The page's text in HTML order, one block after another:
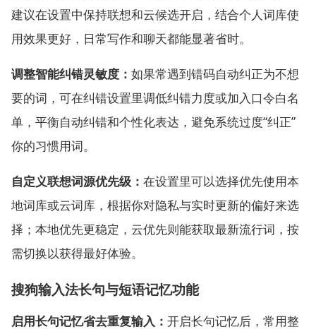
建议在设置中保持联想和云候选开启，结合个人词库使
用效果更好，日常写作和聊天都能显著省时。
调整智能纠错灵敏度： 如果常遇到错码自动纠正为不想
要的词，可在纠错设置里调低纠错力度或加入口令白名
单，平衡自动纠错和个性化表达，避免系统过度“纠正”
你的习惯用词。
自定义联想词源优先级： 在设置里可以选择优先使用本
地词库或云词库，根据你对隐私与实时更新的偏好来选
择；本地优先更稳定，云优先则能获取最新流行词，按
需切换以获得最好体验。
搜狗输入法长句与短语记忆功能
启用长句记忆省去重复输入： 开启长句记忆后，常用整